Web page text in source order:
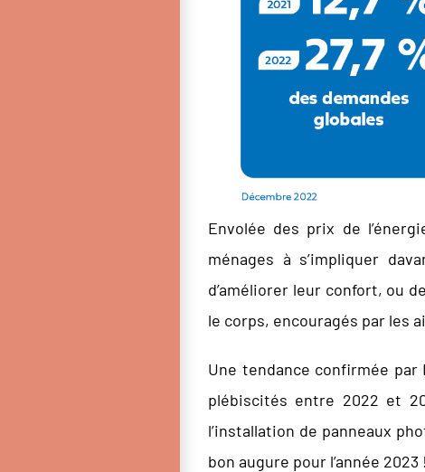
Envolée des prix de
ménages à s’impliquer
d’améliorer leur confort, ou
le corps, encouragés par les
Une tendance confirmée par
plébiscités entre 2022 et
l’installation de panneaux
bon augure pour l’année 2023 !